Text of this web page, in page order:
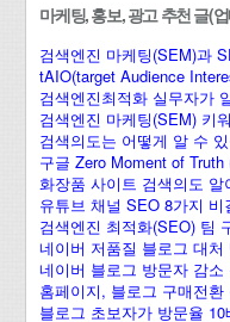
마케팅, 홍보, 광고 추천 글(
검색엔진 마케팅(SEM)과
tAIO(target Audience
검색엔진최적화 실무자가
검색엔진 마케팅(SEM) 키
검색의도는 어떻게 알 수
구글 Zero Moment of Truth
화장품 사이트 검색의도 알
유튜브 채널 SEO 8가지 비
검색엔진 최적화(SEO) 팀
네이버 저품질 블로그 대처
네이버 블로그 방문자 감
홈페이지, 블로그 구매전환
블로그 초보자가 방문율